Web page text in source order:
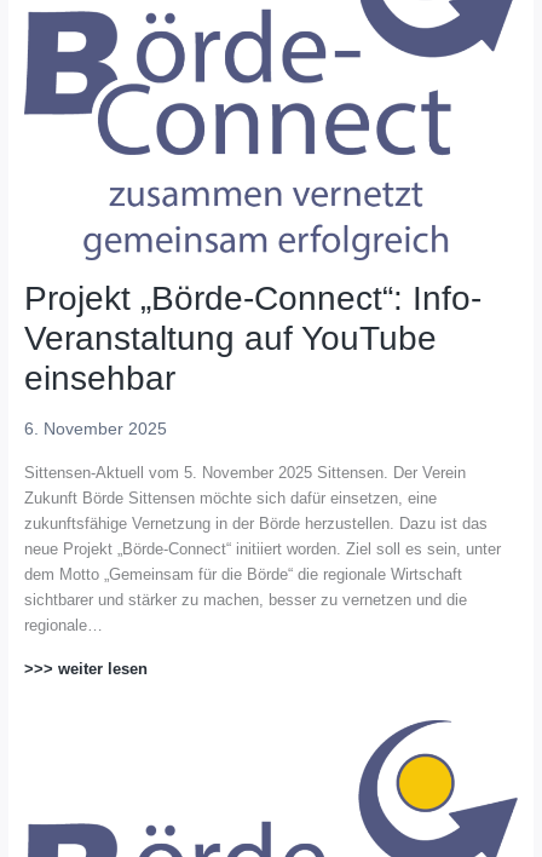
Projekt „Börde-Connect“: Info-
Veranstaltung auf YouTube
einsehbar
6. November 2025
Sittensen-Aktuell vom 5. November 2025 Sittensen. Der Verein
Zukunft Börde Sittensen möchte sich dafür einsetzen, eine
zukunftsfähige Vernetzung in der Börde herzustellen. Dazu ist das
neue Projekt „Börde-Connect“ initiiert worden. Ziel soll es sein, unter
dem Motto „Gemeinsam für die Börde“ die regionale Wirtschaft
sichtbarer und stärker zu machen, besser zu vernetzen und die
regionale…
>>> weiter lesen
Veranstaltung
auf
YouTube
einsehbar
die
Börde“
Sittensen
plant
neues
Projekt